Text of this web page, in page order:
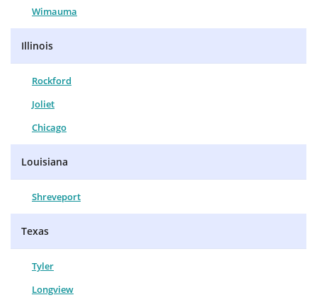
Wimauma
Illinois
Rockford
Joliet
Chicago
Louisiana
Shreveport
Texas
Tyler
Longview